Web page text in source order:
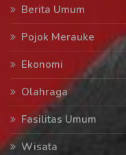
Berita Umum
Pojok Merauke
Ekonomi
Olahraga
Fasilitas Umum
Wisata